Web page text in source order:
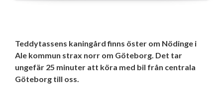
Teddytassens kaningård finns öster om Nödinge i
Ale kommun strax norr om Göteborg. Det tar
ungefär 25 minuter att köra med bil från centrala
Göteborg till oss.